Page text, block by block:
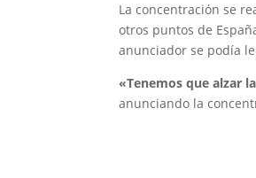
La concentración se
otros puntos de
anunciador se podía
«Tenemos que alzar
anunciando la